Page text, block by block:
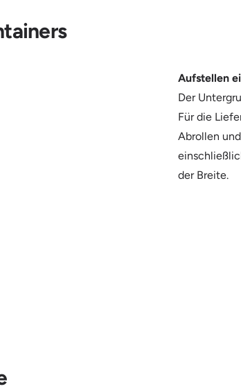
Aufstellen
Der
Für die
Abrollen
der Breite.